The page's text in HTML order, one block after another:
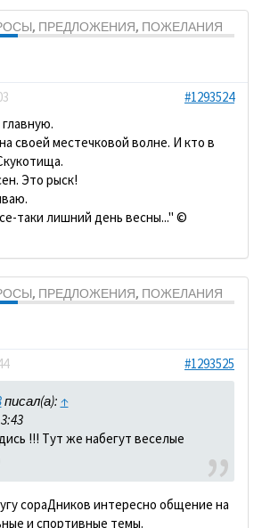
ПРЕДЛОЖЕНИЯ, ПОЖЕЛАНИЯ
#1293524
своей местечковой волне. И кто в
Это рыск!
таки лишний день весны..." ©
ПРЕДЛОЖЕНИЯ, ПОЖЕЛАНИЯ
#1293525
писал(а): ↑
!!! Тут же набегут веселые
сораДников интересно общение на
и спортивные темы.